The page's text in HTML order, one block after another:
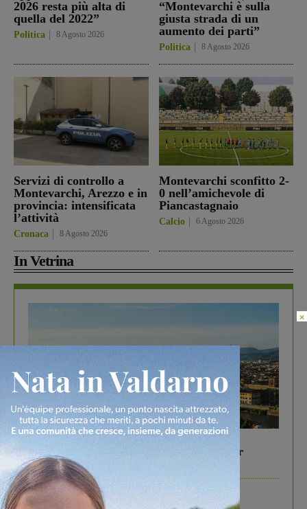
2026 resta più alta di
quella del 2022”
Politica 8 Agosto 2026
“Montevarchi è sulla
giusta strada di un
aumento dei parti”
Politica 8 Agosto 2026
Servizi di controllo a
Montevarchi, Arezzo e in
provincia: intensificata
l’attività
Cronaca 8 Agosto 2026
Montevarchi sconfitto 2-
0 nell’amichevole di
Piancastagnaio
Calcio 6 Agosto 2026
In Vetrina
In vetrina 6 Agosto 2026
Gita di famiglia a Firenze: 5 idee per far
divertire i tuoi figli
×